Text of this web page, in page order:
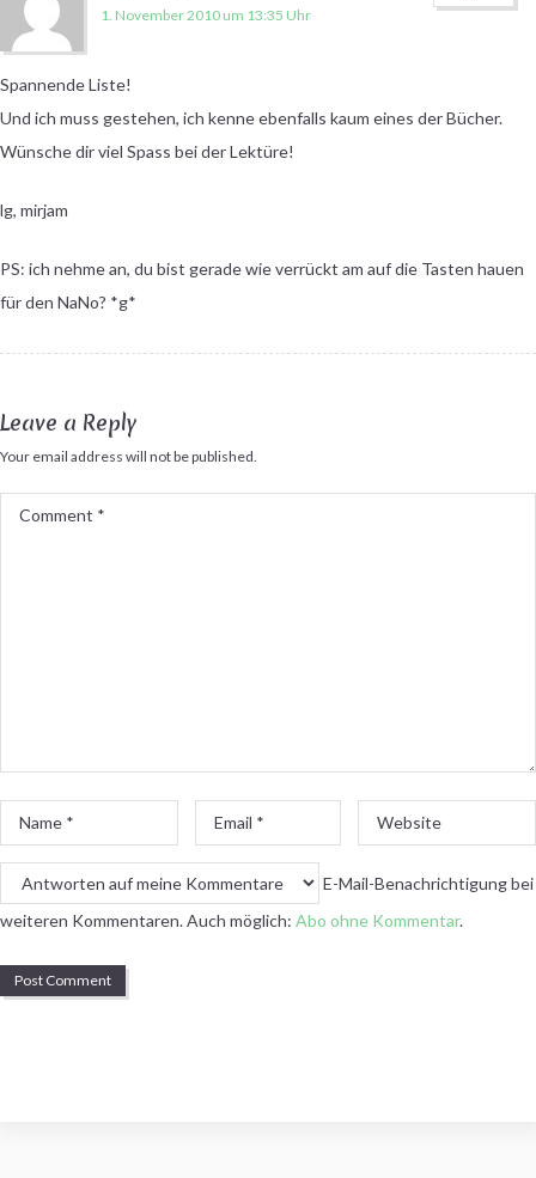
1. November 2010 um 13:35 Uhr
Spannende Liste!
Und ich muss gestehen, ich kenne ebenfalls kaum eines der Bücher.
Wünsche dir viel Spass bei der Lektüre!
lg, mirjam
PS: ich nehme an, du bist gerade wie verrückt am auf die Tasten hauen
für den NaNo? *g*
Leave a Reply
Your email address will not be published.
Comment
Name
*
Email
*
Website
E-Mail-Benachrichtigung bei
weiteren Kommentaren. Auch möglich: Abo ohne Kommentar.